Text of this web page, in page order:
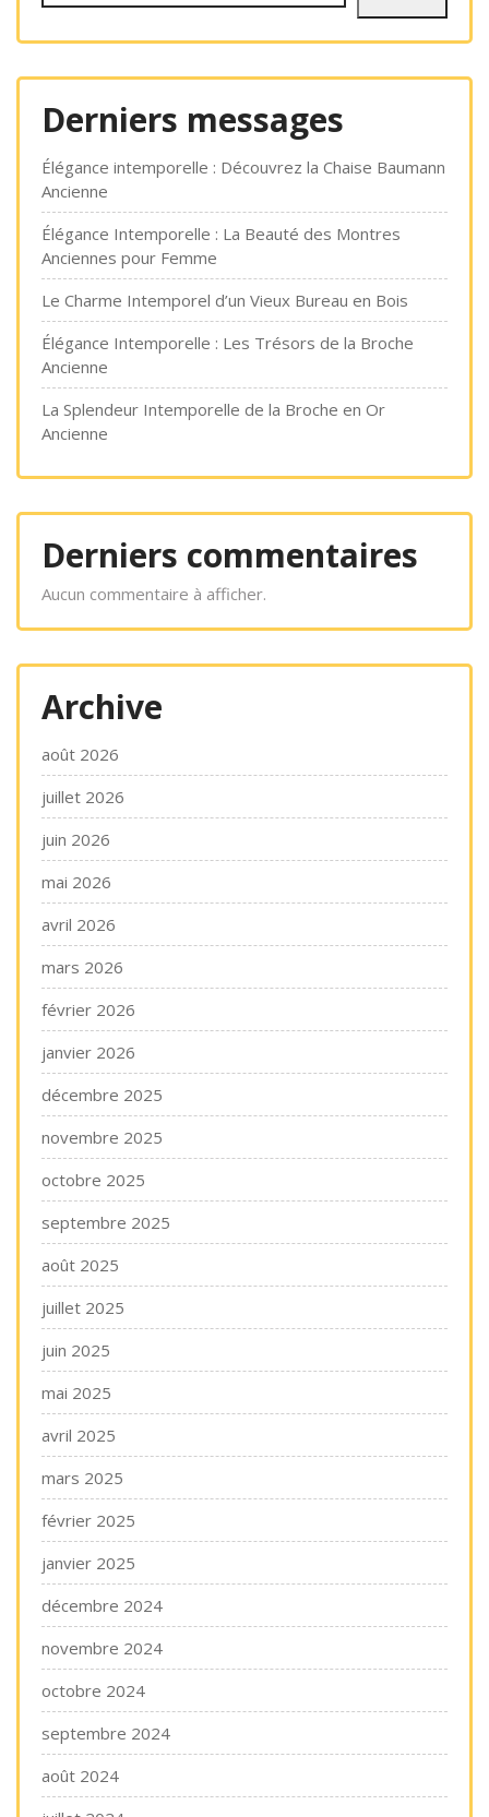
Derniers messages
Élégance intemporelle : Découvrez la Chaise Baumann
Ancienne
Élégance Intemporelle : La Beauté des Montres
Anciennes pour Femme
Le Charme Intemporel d’un Vieux Bureau en Bois
Élégance Intemporelle : Les Trésors de la Broche
Ancienne
La Splendeur Intemporelle de la Broche en Or
Ancienne
Derniers commentaires
Aucun commentaire à afficher.
Archive
août 2026
juillet 2026
juin 2026
mai 2026
avril 2026
mars 2026
février 2026
janvier 2026
décembre 2025
novembre 2025
octobre 2025
septembre 2025
août 2025
juillet 2025
juin 2025
mai 2025
avril 2025
mars 2025
février 2025
janvier 2025
décembre 2024
novembre 2024
octobre 2024
septembre 2024
août 2024